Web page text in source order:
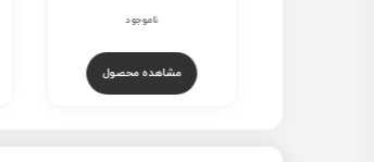
ناموجود
مشاهده محصول